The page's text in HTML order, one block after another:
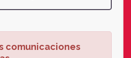
comunicaciones